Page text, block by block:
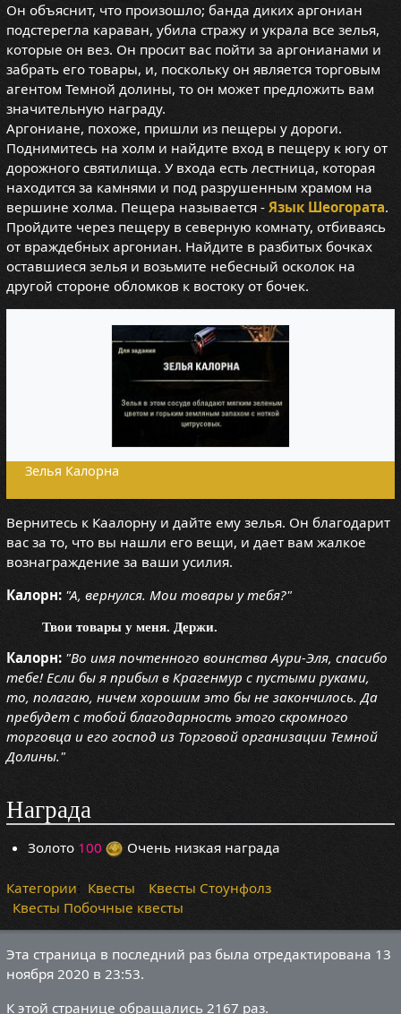
Он объяснит, что произошло; банда диких аргониан
подстерегла караван, убила стражу и украла все зелья,
которые он вез. Он просит вас пойти за аргонианами и
забрать его товары, и, поскольку он является торговым
агентом Темной долины, то он может предложить вам
значительную награду.
Аргониане, похоже, пришли из пещеры у дороги.
Поднимитесь на холм и найдите вход в пещеру к югу от
дорожного святилища. У входа есть лестница, которая
находится за камнями и под разрушенным храмом на
вершине холма. Пещера называется - Язык Шеогората.
Пройдите через пещеру в северную комнату, отбиваясь
от враждебных аргониан. Найдите в разбитых бочках
оставшиеся зелья и возьмите небесный осколок на
другой стороне обломков к востоку от бочек.
Зелья Калорна
Вернитесь к Каалорну и дайте ему зелья. Он благодарит
вас за то, что вы нашли его вещи, и дает вам жалкое
вознаграждение за ваши усилия.
Калорн: "А, вернулся. Мои товары у тебя?"
Твои товары у меня. Держи.
Калорн: "Во имя почтенного воинства Аури-Эля, спасибо
тебе! Если бы я прибыл в Крагенмур с пустыми руками,
то, полагаю, ничем хорошим это бы не закончилось. Да
пребудет с тобой благодарность этого скромного
торговца и его господ из Торговой организации Темной
Долины."
Награда
Золото 100 Очень низкая награда
Категории: Квесты
Квесты Стоунфолз
Квесты Побочные квесты
Эта страница в последний раз была отредактирована 13
ноября 2020 в 23:53.
К этой странице обращались 2167 раз.